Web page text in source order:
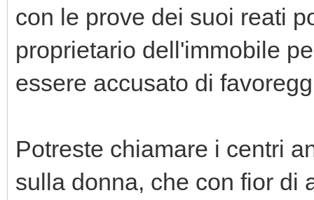
con le prove dei suoi reati
proprietario dell'immobile
essere accusato di
Potreste chiamare i centri
sulla donna, che con fior di